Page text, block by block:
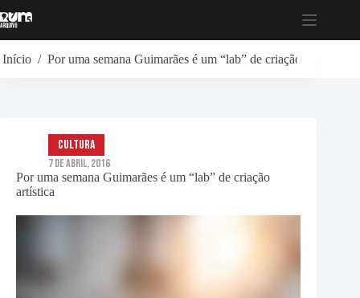
para
Início / Por uma semana Guimarães é um “lab” de criação artística
Por uma semana Guimarães é um “lab” de criação
artística
Cultura
7 de Abril, 2016